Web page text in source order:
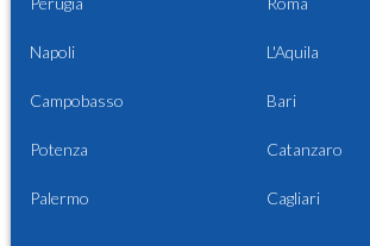
Napoli L'Aquila
Campobasso Bari
Potenza Catanzaro
Palermo Cagliari